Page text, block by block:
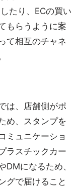
たり、ECの買い
もらうように案
て相互のチャネ
は、店舗側がポ
め、スタンプを
ミュニケーショ
ラスチックカー
DMになるため、
グで届けること